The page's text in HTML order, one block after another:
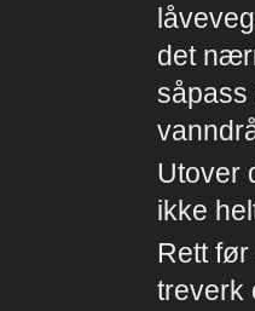
det
såpass
Utover
ikke
Rett
treverk